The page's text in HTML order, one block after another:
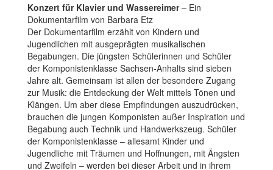
Konzert für Klavier und Wassereimer– Ein
Dokumentarfilm von Barbara Etz
Der Dokumentarfilm erzählt von Kindern und
Jugendlichen mit ausgeprägten musikalischen
Begabungen. Die jüngsten Schülerinnen und Schüler
der Komponistenklasse Sachsen-Anhalts sind sieben
Jahre alt. Gemeinsam ist allen der besondere Zugang
zur Musik: die Entdeckung der Welt mittels Tönen und
Klängen. Um aber diese Empfindungen auszudrücken,
brauchen die jungen Komponisten außer Inspiration und
Begabung auch Technik und Handwerkszeug. Schüler
der Komponistenklasse – allesamt Kinder und
Jugendliche mit Träumen und Hoffnungen, mit Ängsten
und Zweifeln – werden bei dieser Arbeit und in ihrem